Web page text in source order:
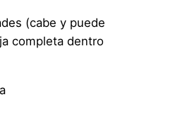
(cabe y puede
completa dentro